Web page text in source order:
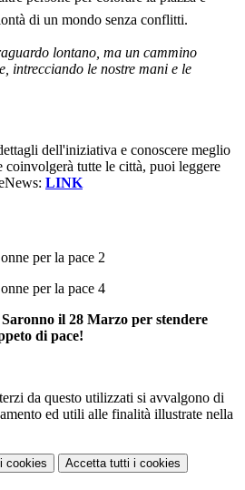
di un mondo senza conflitti.
lontano, ma un cammino
intrecciando le nostre mani e le
dell'iniziativa e conoscere meglio
tutte le città, puoi leggere
LINK
il 28 Marzo per stendere
di pace!
da questo utilizzati si avvalgono di
ed utili alle finalità illustrate nella
i cookies Accetta tutti i cookies